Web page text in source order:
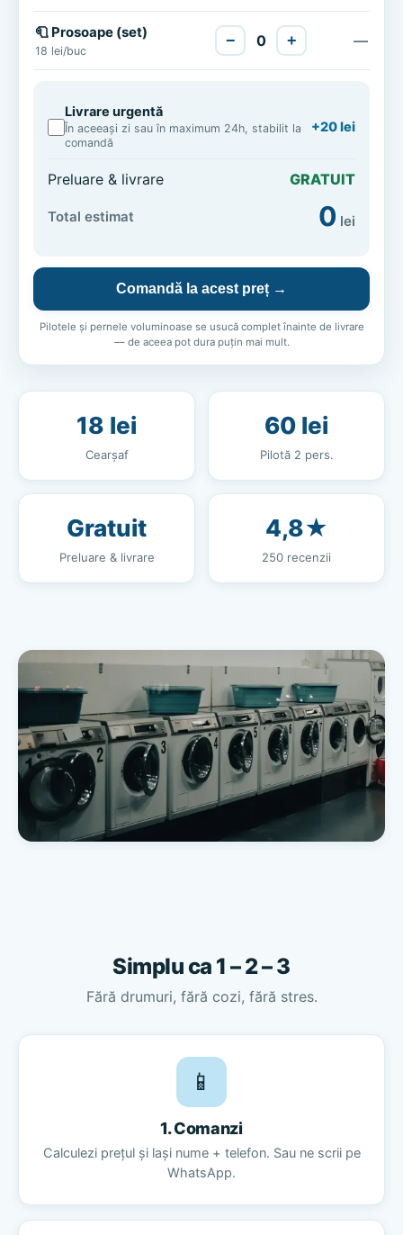
🧻 Prosoape (set)
18 lei/buc
− 0 + —
Livrare urgentă
În aceeași zi sau în maximum 24h, stabilit la
comandă
+20 lei
Preluare & livrare GRATUIT
Total estimat 0 lei
Comandă la acest preț →
Pilotele și pernele voluminoase se usucă complet înainte de livrare
— de aceea pot dura puțin mai mult.
18 lei
Cearșaf
60 lei
Pilotă 2 pers.
Gratuit
Preluare & livrare
4,8★
250 recenzii
Simplu ca 1 – 2 – 3
Fără drumuri, fără cozi, fără stres.
📱
1. Comanzi
Calculezi prețul și lași nume + telefon. Sau ne scrii pe
WhatsApp.